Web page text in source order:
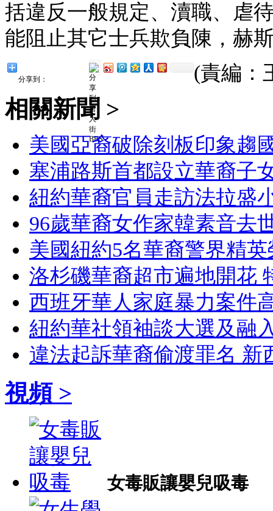
括違反一般規定、瀆職、虐
能阻止其它士兵欺負陳，赫
分享到： (責編：
相關新聞 >
美國亞裔破除刻板印象趨
塞浦路斯首都設立華裔子
紐約華裔官員走訪法拉盛
96歲華裔女作家韓素音去
美國紐約5名華裔警界精
洛杉磯華裔超市遍地開花
西班牙華人家庭暴力案件
紐約華社領袖談大選及融
違法起訴華裔偷渡罪名 新
視頻 >
女毒販讓嬰兒吸毒